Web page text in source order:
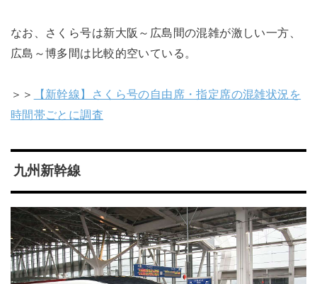
なお、さくら号は新大阪～広島間の混雑が激しい一方、
広島～博多間は比較的空いている。
＞＞
【新幹線】さくら号の自由席・指定席の混雑状況を
時間帯ごとに調査
九州新幹線